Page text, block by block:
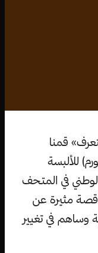
قمنا
للألبسة
في المتحف
قصة مثيرة عن
وساهم في تغيير